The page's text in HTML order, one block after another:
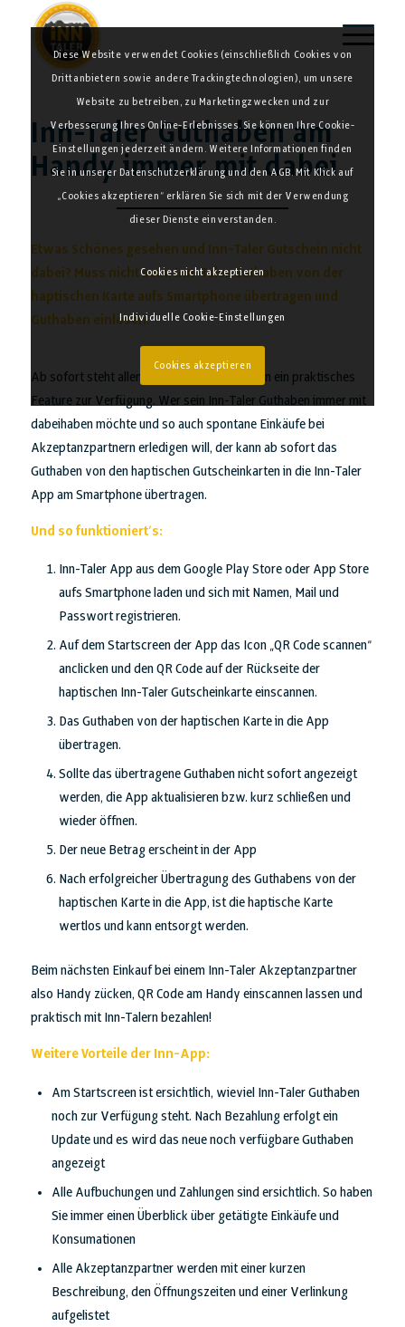
Inn-Taler Guthaben am
Handy immer mit dabei
Etwas Schönes gesehen und Inn-Taler Gutschein nicht
dabei? Muss nicht sein. Inn-Taler Guthaben von der
haptischen Karte aufs Smartphone übertragen und
Guthaben einlösen.
Ab sofort steht allen Inn-Taler Besitzer:innen ein praktisches
Feature zur Verfügung. Wer sein Inn-Taler Guthaben immer mit
dabeihaben möchte und so auch spontane Einkäufe bei
Akzeptanzpartnern erledigen will, der kann ab sofort das
Guthaben von den haptischen Gutscheinkarten in die Inn-Taler
App am Smartphone übertragen.
Und so funktioniert’s:
Inn-Taler App aus dem Google Play Store oder App Store
aufs Smartphone laden und sich mit Namen, Mail und
Passwort registrieren.
Auf dem Startscreen der App das Icon „QR Code scannen“
anclicken und den QR Code auf der Rückseite der
haptischen Inn-Taler Gutscheinkarte einscannen.
Das Guthaben von der haptischen Karte in die App
übertragen.
Sollte das übertragene Guthaben nicht sofort angezeigt
werden, die App aktualisieren bzw. kurz schließen und
wieder öffnen.
Der neue Betrag erscheint in der App
Nach erfolgreicher Übertragung des Guthabens von der
haptischen Karte in die App, ist die haptische Karte
wertlos und kann entsorgt werden.
Beim nächsten Einkauf bei einem Inn-Taler Akzeptanzpartner
also Handy zücken, QR Code am Handy einscannen lassen und
praktisch mit Inn-Talern bezahlen!
Weitere Vorteile der Inn-App:
Am Startscreen ist ersichtlich, wieviel Inn-Taler Guthaben
noch zur Verfügung steht. Nach Bezahlung erfolgt ein
Update und es wird das neue noch verfügbare Guthaben
angezeigt
Alle Aufbuchungen und Zahlungen sind ersichtlich. So haben
Sie immer einen Überblick über getätigte Einkäufe und
Konsumationen
Alle Akzeptanzpartner werden mit einer kurzen
Beschreibung, den Öffnungszeiten und einer Verlinkung
aufgelistet
Diese Website verwendet Cookies (einschließlich Cookies von
Drittanbietern sowie andere Trackingtechnologien), um unsere
Website zu betreiben, zu Marketingzwecken und zur
Verbesserung Ihres Online-Erlebnisses. Sie können Ihre Cookie-
Einstellungen jederzeit ändern. Weitere Informationen finden
Sie in unserer Datenschutzerklärung und den AGB. Mit Klick auf
„Cookies akzeptieren“ erklären Sie sich mit der Verwendung
dieser Dienste einverstanden.
Cookies nicht akzeptieren
Individuelle Cookie-Einstellungen
Cookies akzeptieren